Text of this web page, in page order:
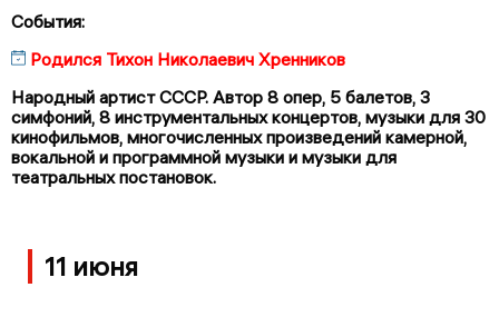
События:
Родился Тихон Николаевич Хренников
Народный артист СССР. Автор 8 опер, 5 балетов, 3
симфоний, 8 инструментальных концертов, музыки для 30
кинофильмов, многочисленных произведений камерной,
вокальной и программной музыки и музыки для
театральных постановок.
11 июня